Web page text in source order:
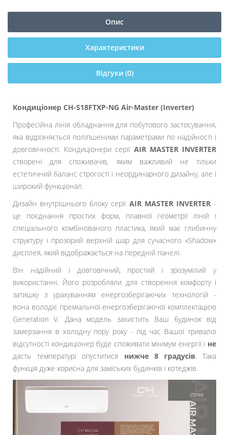
Опис
Характеристики
Відгуки (0)
Кондиціонер CH-S18FTXP-NG Air-Master (Inverter)
Професійна лінія обладнання для побутового застосування,
яка відрізняється поліпшеними параметрами по надійності і
довговічності. Кондиціонери серії AIR MASTER INVERTER
створені для споживачів, яким важливий не тільки
естетичний баланс строгості і неординарного дизайну, але і
широкий функціонал.
Дизайн внутрішнього блоку серії AIR MASTER INVERTER-
це поєднання простих форм, плавної геометрії ліній і
спеціального комбінованого пластика, який має глибинну
структуру і прозорий верхній шар для сучасного «Shadow»
дисплея, який відображається на передній панелі.
Він надійний і довговічний, простий і зрозумілий у
використанні. Його розробляли для створення комфорту і
затишку з урахуванням енергозберігаючих технологій -
вона володіє преміальної енергозберігаючої комплектацією
Generation V. Дана модель захистить Ваш будинок від
замерзання в холодну пору року - під час Вашої тривалої
відсутності кондиціонер буде споживати мінімум енергії і не
дасть температурі опуститися нижче 8 градусів. Така
функція дуже корисна для заміських будинків і котеджів.